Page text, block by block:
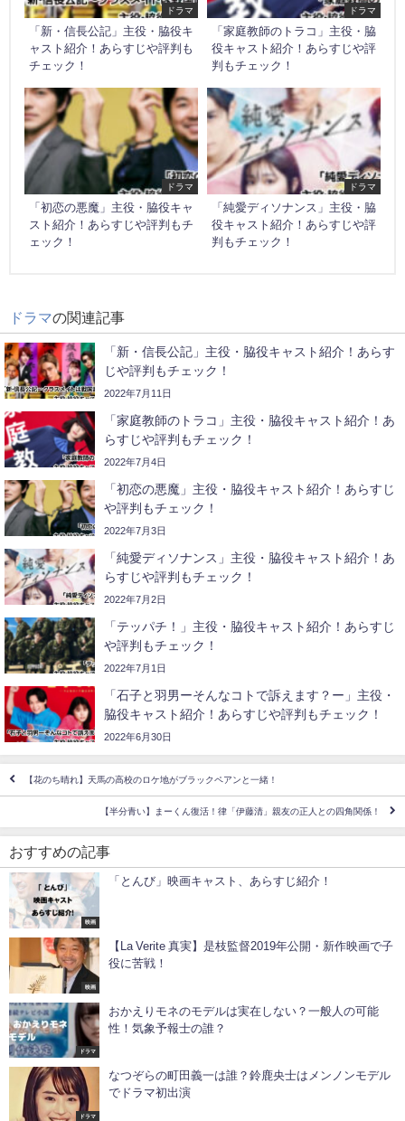
ドラマ
「新・信長公記」主役・脇役キ
ャスト紹介！あらすじや評判も
チェック！
ドラマ
「家庭教師のトラコ」主役・脇
役キャスト紹介！あらすじや評
判もチェック！
ドラマ
「初恋の悪魔」主役・脇役キャ
スト紹介！あらすじや評判もチ
ェック！
ドラマ
「純愛ディソナンス」主役・脇
役キャスト紹介！あらすじや評
判もチェック！
ドラマの関連記事
「新・信長公記」主役・脇役キャスト紹介！あらす
じや評判もチェック！
2022年7月11日
「家庭教師のトラコ」主役・脇役キャスト紹介！あ
らすじや評判もチェック！
2022年7月4日
「初恋の悪魔」主役・脇役キャスト紹介！あらすじ
や評判もチェック！
2022年7月3日
「純愛ディソナンス」主役・脇役キャスト紹介！あ
らすじや評判もチェック！
2022年7月2日
「テッパチ！」主役・脇役キャスト紹介！あらすじ
や評判もチェック！
2022年7月1日
「石子と羽男ーそんなコトで訴えます？ー」主役・
脇役キャスト紹介！あらすじや評判もチェック！
2022年6月30日
【花のち晴れ】天馬の高校のロケ地がブラックペアンと一緒！
【半分青い】まーくん復活！律「伊藤清」親友の正人との四角関係！
おすすめの記事
映画
「とんび」映画キャスト、あらすじ紹介！
映画
【La Verite 真実】是枝監督2019年公開・新作映画で子
役に苦戦！
ドラマ
おかえりモネのモデルは実在しない？一般人の可能
性！気象予報士の誰？
ドラマ
なつぞらの町田義一は誰？鈴鹿央士はメンノンモデル
でドラマ初出演